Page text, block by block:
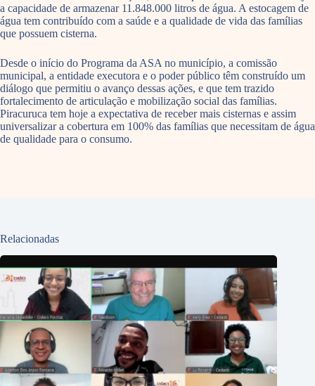
a capacidade de armazenar 11.848.000 litros de água. A estocagem de
água tem contribuído com a saúde e a qualidade de vida das famílias
que possuem cisterna.
Desde o início do Programa da ASA no município, a comissão
municipal, a entidade executora e o poder público têm construído um
diálogo que permitiu o avanço dessas ações, e que tem trazido
fortalecimento de articulação e mobilização social das famílias.
Piracuruca tem hoje a expectativa de receber mais cisternas e assim
universalizar a cobertura em 100% das famílias que necessitam de água
de qualidade para o consumo.
Relacionadas